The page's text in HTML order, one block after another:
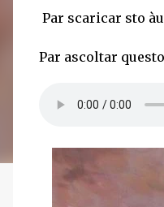
Par scaricar sto
Par ascoltar